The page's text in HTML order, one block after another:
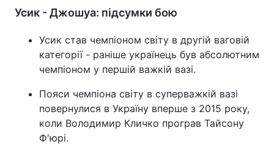
Усик - Джошуа: підсумки бою
Усик став чемпіоном світу в другій ваговій
категорії - раніше українець був абсолютним
чемпіоном у першій важкій вазі.
Пояси чемпіона світу в суперважкій вазі
повернулися в Україну вперше з 2015 року,
коли Володимир Кличко програв Тайсону
Ф'юрі.